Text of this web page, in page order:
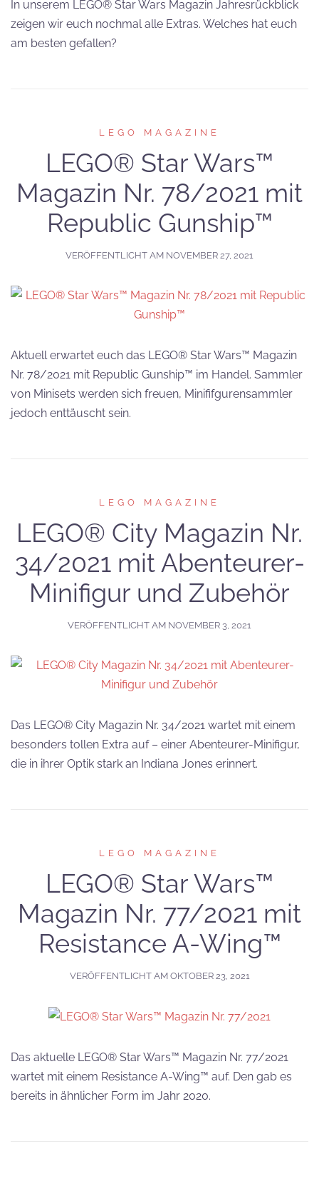
In unserem LEGO® Star Wars Magazin Jahresrückblick
zeigen wir euch nochmal alle Extras. Welches hat euch
am besten gefallen?
LEGO MAGAZINE
LEGO® Star Wars™
Magazin Nr. 78/2021 mit
Republic Gunship™
VERÖFFENTLICHT AM NOVEMBER 27, 2021
Aktuell erwartet euch das LEGO® Star Wars™ Magazin
Nr. 78/2021 mit Republic Gunship™ im Handel. Sammler
von Minisets werden sich freuen, Minififgurensammler
jedoch enttäuscht sein.
LEGO MAGAZINE
LEGO® City Magazin Nr.
34/2021 mit Abenteurer-
Minifigur und Zubehör
VERÖFFENTLICHT AM NOVEMBER 3, 2021
Das LEGO® City Magazin Nr. 34/2021 wartet mit einem
besonders tollen Extra auf – einer Abenteurer-Minifigur,
die in ihrer Optik stark an Indiana Jones erinnert.
LEGO MAGAZINE
LEGO® Star Wars™
Magazin Nr. 77/2021 mit
Resistance A-Wing™
VERÖFFENTLICHT AM OKTOBER 23, 2021
Das aktuelle LEGO® Star Wars™ Magazin Nr. 77/2021
wartet mit einem Resistance A-Wing™ auf. Den gab es
bereits in ähnlicher Form im Jahr 2020.